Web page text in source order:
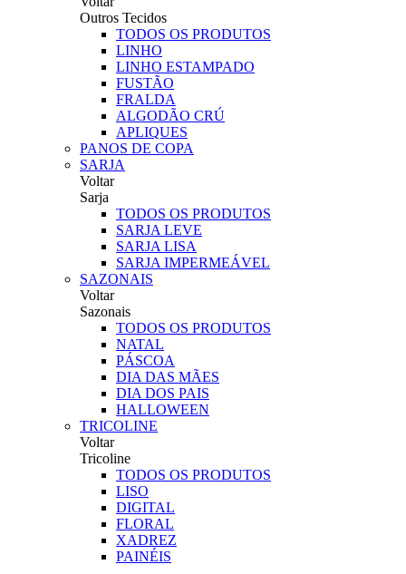
Outros Tecidos
TODOS OS PRODUTOS
LINHO
LINHO ESTAMPADO
FUSTÃO
FRALDA
ALGODÃO CRÚ
APLIQUES
PANOS DE COPA
SARJA
Voltar
Sarja
TODOS OS PRODUTOS
SARJA LEVE
SARJA LISA
SARJA IMPERMEÁVEL
SAZONAIS
Voltar
Sazonais
TODOS OS PRODUTOS
NATAL
PÁSCOA
DIA DAS MÃES
DIA DOS PAIS
HALLOWEEN
TRICOLINE
Voltar
Tricoline
TODOS OS PRODUTOS
LISO
DIGITAL
FLORAL
XADREZ
PAINÉIS